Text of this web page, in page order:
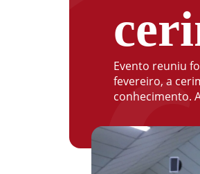
Evento reuniu
fevereiro, a
conhecimento.